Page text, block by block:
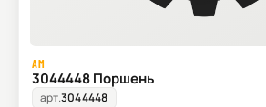
AM
3044448 Поршень
арт.3044448